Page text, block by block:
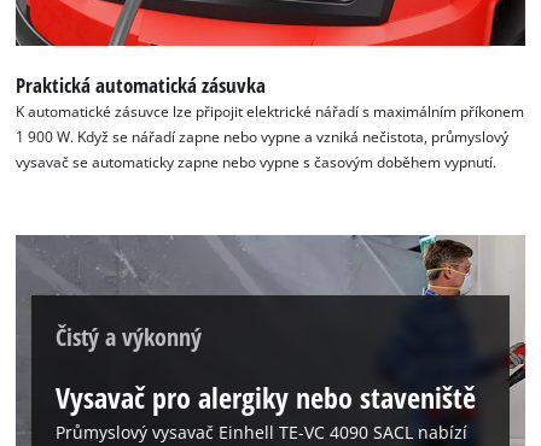
Praktická automatická zásuvka
K automatické zásuvce lze připojit elektrické nářadí s maximálním příkonem
1 900 W. Když se nářadí zapne nebo vypne a vzniká nečistota, průmyslový
vysavač se automaticky zapne nebo vypne s časovým doběhem vypnutí.
Čistý a výkonný
Vysavač pro alergiky nebo staveniště
Průmyslový vysavač Einhell TE-VC 4090 SACL nabízí